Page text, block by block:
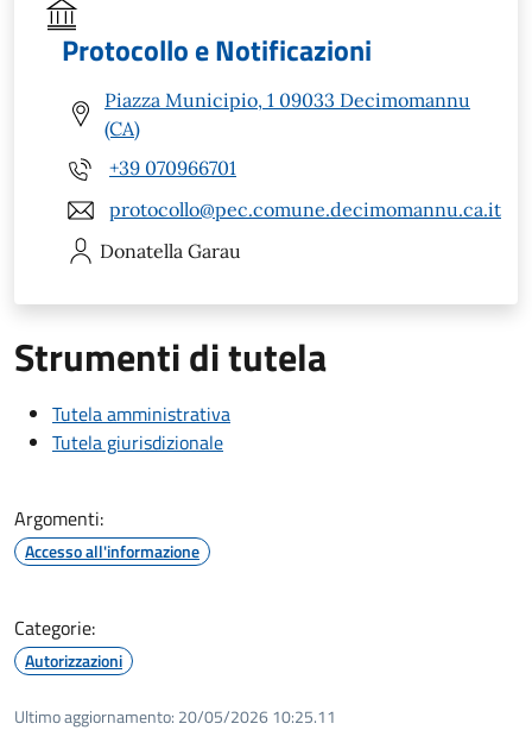
Protocollo e Notificazioni
Piazza Municipio, 1 09033 Decimomannu
(CA)
+39 070966701
protocollo@pec.comune.decimomannu.ca.it
Donatella Garau
Strumenti di tutela
Tutela amministrativa
Tutela giurisdizionale
Argomenti:
Accesso all'informazione
Categorie:
Autorizzazioni
Ultimo aggiornamento: 20/05/2026 10:25.11